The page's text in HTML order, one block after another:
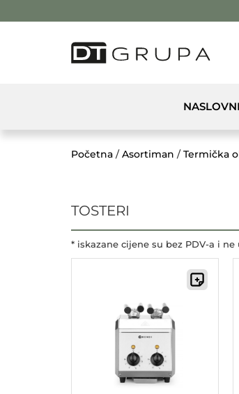
Početna /Asortiman /Termička
TOSTERI
* iskazane cijene su bez PDV-a i